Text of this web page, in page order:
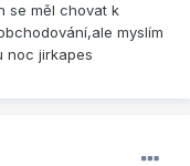
se měl chovat k
myslím
noc jirkapes